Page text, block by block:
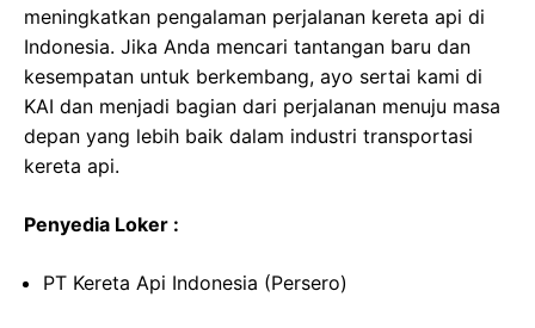
meningkatkan pengalaman perjalanan kereta api di
Indonesia. Jika Anda mencari tantangan baru dan
kesempatan untuk berkembang, ayo sertai kami di
KAI dan menjadi bagian dari perjalanan menuju masa
depan yang lebih baik dalam industri transportasi
kereta api.
Penyedia Loker :
PT Kereta Api Indonesia (Persero)